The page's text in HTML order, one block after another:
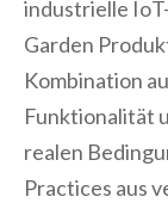
industrielle
Garden
Kombination
Funktionalität
realen
Practices aus